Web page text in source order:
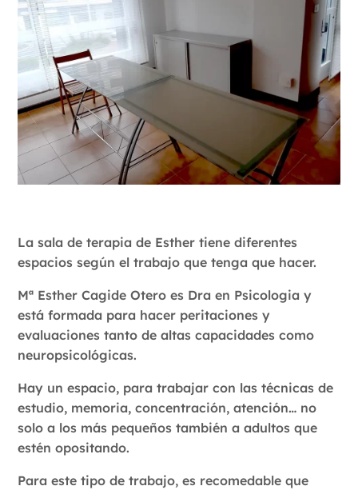
La sala de terapia de Esther tiene diferentes
espacios según el trabajo que tenga que hacer.
Mª Esther Cagide Otero es Dra en Psicologia y
está formada para hacer peritaciones y
evaluaciones tanto de altas capacidades como
neuropsicológicas.
Hay un espacio, para trabajar con las técnicas de
estudio, memoria, concentración, atención… no
solo a los más pequeños también a adultos que
estén opositando.
Para este tipo de trabajo, es recomedable que